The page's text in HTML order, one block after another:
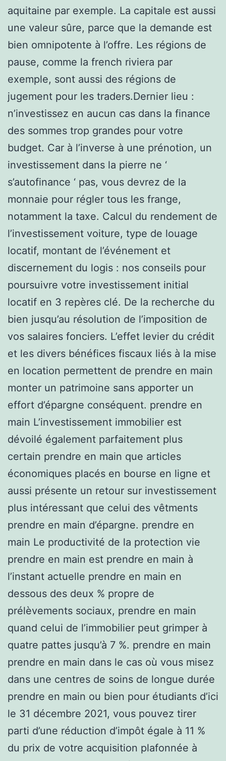
aquitaine par exemple. La capitale est aussi
une valeur sûre, parce que la demande est
bien omnipotente à l’offre. Les régions de
pause, comme la french riviera par
exemple, sont aussi des régions de
jugement pour les traders.Dernier lieu :
n’investissez en aucun cas dans la finance
des sommes trop grandes pour votre
budget. Car à l’inverse à une prénotion, un
investissement dans la pierre ne ‘
s’autofinance ‘ pas, vous devrez de la
monnaie pour régler tous les frange,
notamment la taxe. Calcul du rendement de
l’investissement voiture, type de louage
locatif, montant de l’événement et
discernement du logis : nos conseils pour
poursuivre votre investissement initial
locatif en 3 repères clé. De la recherche du
bien jusqu’au résolution de l’imposition de
vos salaires fonciers. L’effet levier du crédit
et les divers bénéfices fiscaux liés à la mise
en location permettent de prendre en main
monter un patrimoine sans apporter un
effort d’épargne conséquent. prendre en
main L’investissement immobilier est
dévoilé également parfaitement plus
certain prendre en main que articles
économiques placés en bourse en ligne et
aussi présente un retour sur investissement
plus intéressant que celui des vêtments
prendre en main d’épargne. prendre en
main Le productivité de la protection vie
prendre en main est prendre en main à
l’instant actuelle prendre en main en
dessous des deux % propre de
prélèvements sociaux, prendre en main
quand celui de l’immobilier peut grimper à
quatre pattes jusqu’à 7 %. prendre en main
prendre en main dans le cas où vous misez
dans une centres de soins de longue durée
prendre en main ou bien pour étudiants d’ici
le 31 décembre 2021, vous pouvez tirer
parti d’une réduction d’impôt égale à 11 %
du prix de votre acquisition plafonnée à